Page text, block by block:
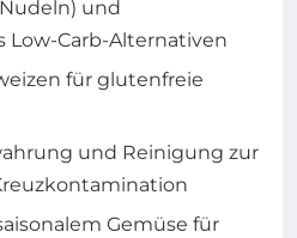
und
Low-Carb-Alternativen
für glutenfreie
und Reinigung zur
Gemüse für